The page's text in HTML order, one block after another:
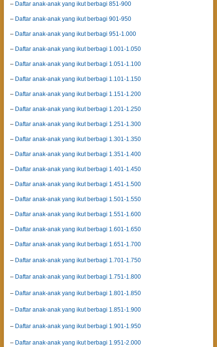
– Daftar anak-anak yang ikut berbagi 851-900
– Daftar anak-anak yang ikut berbagi 901-950
– Daftar anak-anak yang ikut berbagi 951-1.000
– Daftar anak-anak yang ikut berbagi 1.001-1.050
– Daftar anak-anak yang ikut berbagi 1.051-1.100
– Daftar anak-anak yang ikut berbagi 1.101-1.150
– Daftar anak-anak yang ikut berbagi 1.151-1.200
– Daftar anak-anak yang ikut berbagi 1.201-1.250
– Daftar anak-anak yang ikut berbagi 1.251-1.300
– Daftar anak-anak yang ikut berbagi 1.301-1.350
– Daftar anak-anak yang ikut berbagi 1.351-1.400
– Daftar anak-anak yang ikut berbagi 1.401-1.450
– Daftar anak-anak yang ikut berbagi 1.451-1.500
– Daftar anak-anak yang ikut berbagi 1.501-1.550
– Daftar anak-anak yang ikut berbagi 1.551-1.600
– Daftar anak-anak yang ikut berbagi 1.601-1.650
– Daftar anak-anak yang ikut berbagi 1.651-1.700
– Daftar anak-anak yang ikut berbagi 1.701-1.750
– Daftar anak-anak yang ikut berbagi 1.751-1.800
– Daftar anak-anak yang ikut berbagi 1.801-1.850
– Daftar anak-anak yang ikut berbagi 1.851-1.900
– Daftar anak-anak yang ikut berbagi 1.901-1.950
– Daftar anak-anak yang ikut berbagi 1.951-2.000